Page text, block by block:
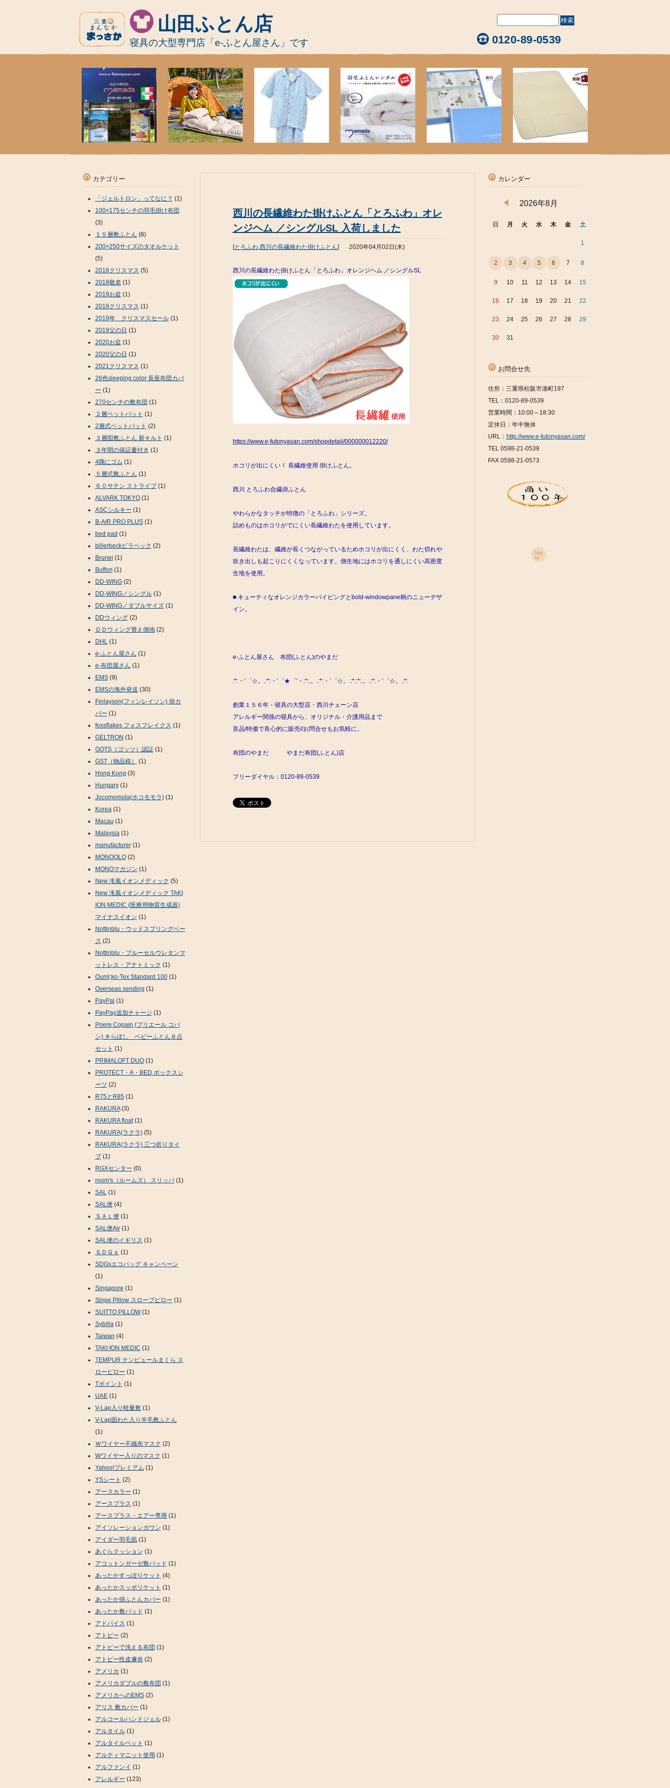
山田ふとん店
寝具の大型専門店「e-ふとん屋さん」です 0120-89-0539
西川の長繊維わた掛けふとん「とろふわ」オレ
ンジヘム ／シングルSL 入荷しました
[とろふわ,西川の長繊維わた掛けふとん] 2020年04月02日(木)
西川の長繊維わた掛けふとん「とろふわ」オレンジヘム ／シングルSL
https://www.e-futonyasan.com/shopdetail/000000012220/
ホコリが出にくい！ 長繊維使用 掛けふとん。
西川 とろふわ合繊掛ふとん
やわらかなタッチが特徴の「とろふわ」シリーズ。
詰めものはホコリがでにくい長繊維わたを使用しています。
長繊維わたは、繊維が長くつながっているためホコリが出にくく、わた切れや
吹き出しも起こりにくくなっています。側生地にはホコリを通しにくい高密度
生地を使用。
■ キューティなオレンジカラーパイピングとbold-windowpane柄のニューデザ
イン。
e-ふとん屋さん 布団(ふとん)のやまだ
:*:・’゜☆。.:*:・’゜★゜’・:*:.。.:*:・’゜☆。.:*::*:.。.:*:・’゜☆。.:*:
創業１５６年・寝具の大型店・西川チェーン店
アレルギー関係の寝具から、オリジナル・介護用品まで
良品/特価で良心的に販売//お問合せもお気軽に。
布団のやまだ やまだ布団(ふとん)店
フリーダイヤル：0120-89-0539
カテゴリー
「ジェルトロン」ってなに？ (1)
100×175センチの羽毛掛け布団
(3)
１５層敷ふとん (8)
200×250サイズのタオルケット
(5)
2018クリスマス (5)
2018敬老(1)
2019お盆(1)
2019クリスマス (1)
2019年 クリスマスセール(1)
2019父の日 (1)
2020お盆(1)
2020父の日 (1)
2021クリスマス (1)
26色sleeping color 長座布団カバ
ー (1)
270センチの敷布団 (1)
２層ベットパット (1)
2層式ベットパット (2)
３層固敷ふとん 新キルト (1)
３年間の保証書付き (1)
4隅にゴム (1)
５層式敷ふとん (1)
６０サテン ストライプ(1)
ALVARK TOKYO(1)
ASCシルキー (1)
B-AIR PRO PLUS(1)
bed pad (1)
billerbeckビラベック (2)
Brunei (1)
Buffon (1)
DD-WING(2)
DD-WING／シングル(1)
DD-WING／ダブルサイズ(1)
DDウィング(2)
ＤＤウィング替え側地(2)
DHL(1)
e-ふとん屋さん (1)
e-布団屋さん (1)
EMS(9)
EMSの海外発送 (30)
Finlayson(フィンレイソン) 掛カ
バー (1)
fossflakes フォスフレイクス (1)
GELTRON (1)
GOTS（ゴッツ）認証(1)
GST（物品税）
(1)
Hong Kong (3)
Hungary(1)
Jocomomola(ホコモモラ)(1)
Korea(1)
Macau (1)
Malaysia(1)
manufacturer(1)
MONOQLO(2)
MONOマガジン (1)
New 滝風イオンメディック (5)
New 滝風イオンメディック TAKI
ION MEDIC (医療用物質生成器)
マイナスイオン (1)
Nottinblu・ウッドスプリングベー
ス (2)
Nottinblu・ブルーセルウレタンマ
ットレス・アナトミック (1)
Ouml;ko-Tex Standard 100(1)
Overseas sending (1)
PayPal (1)
PayPay追加チャージ (1)
Priere Copain (プリエール コパ
ン) きらぼし ベビーふとん８点
セット (1)
PRIMALOFT DUO(1)
PROTECT・A・BED ボックスシ
ーツ (2)
R75とR85(1)
RAKURA(3)
RAKURA float(1)
RAKURA(ラクラ)(5)
RAKURA(ラクラ) 三つ折りタイ
プ(1)
RGXセンター (0)
room's（ルームズ） スリッパ(1)
SAL(1)
SAL便(4)
ＳＡＬ便(1)
SAL便Air(1)
SAL便のイギリス (1)
ＳＤＧｓ (1)
SDGsエコバッグ キャンペーン
(1)
Singapore (1)
Slope Pillow スロープピロー (1)
SUITTO PILLOW(1)
Sybilla(1)
Taiwan (4)
TAKI ION MEDIC (1)
TEMPUR テンピュールまくら ス
ローピロー (1)
Tポイント (1)
UAE(1)
V-Lap入り軽量敷(1)
V-Lap固わた入り羊毛敷ふとん
(1)
Ｗワイヤー不織布マスク (2)
Wワイヤー入りのマスク (1)
Yahoo!プレミアム (1)
YSシート (2)
アースカラー (1)
アースプラス (1)
アースプラス・エアー専用 (1)
アイソレーションガウン (1)
アイダー羽毛肌(1)
あぐらクッション (1)
アコットンガーゼ敷パッド (1)
あったかすっぽりケット (4)
あったかスッポリケット (1)
あったか掛ふとんカバー (1)
あったか敷パッド (1)
アドバイス (1)
アトピー (2)
アトピーで洗える布団 (1)
アトピー性皮膚炎 (2)
アメリカ (1)
アメリカダブルの敷布団 (1)
アメリカへのEMS(2)
アリス 敷カバー (1)
アルコールハンドジェル(1)
アルタイル(1)
アルタイルベット (1)
アルティマニット使用 (1)
アルファンイ (1)
アレルギー (123)
カレンダー
2026年8月
日 月 火 水 木 金 土
1
2 3 4 5 6 7 8
9 10 11 12 13 14 15
16 17 18 19 20 21 22
23 24 25 26 27 28 29
30 31
お問合せ先
住所：三重県松阪市湊町197
TEL：0120-89-0539
営業時間：10:00～18:30
定休日：年中無休
URL： http://www.e-futonyasan.com/
TEL 0598-21-0539
FAX 0598-21-0573